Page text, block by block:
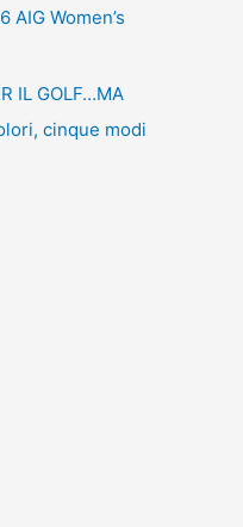
AIG Women’s
IL GOLF…MA
cinque modi